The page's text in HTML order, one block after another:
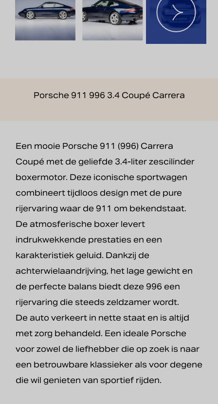
Porsche 911 996 3.4 Coupé Carrera
Een mooie Porsche 911 (996) Carrera
Coupé met de geliefde 3.4-liter zescilinder
boxermotor. Deze iconische sportwagen
combineert tijdloos design met de pure
rijervaring waar de 911 om bekendstaat.
De atmosferische boxer levert
indrukwekkende prestaties en een
karakteristiek geluid. Dankzij de
achterwielaandrijving, het lage gewicht en
de perfecte balans biedt deze 996 een
rijervaring die steeds zeldzamer wordt.
De auto verkeert in nette staat en is altijd
met zorg behandeld. Een ideale Porsche
voor zowel de liefhebber die op zoek is naar
een betrouwbare klassieker als voor degene
die wil genieten van sportief rijden.